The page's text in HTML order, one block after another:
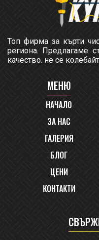
Топ фирма за кърти
региона. Предлагаме
качество. не се
МЕНЮ
НАЧАЛО
ЗА НАС
ГАЛЕРИЯ
БЛОГ
ЦЕНИ
КОНТАКТИ